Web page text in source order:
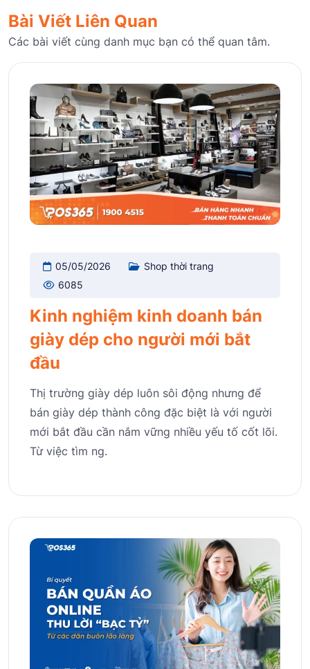
Bài Viết Liên Quan
Các bài viết cùng danh mục bạn có thể quan tâm.
05/05/2026
Shop thời trang
6085
Kinh nghiệm kinh doanh bán
giày dép cho người mới bắt
đầu
Thị trường giày dép luôn sôi động nhưng để
bán giày dép thành công đặc biệt là với người
mới bắt đầu cần nắm vững nhiều yếu tố cốt lõi.
Từ việc tìm ng.